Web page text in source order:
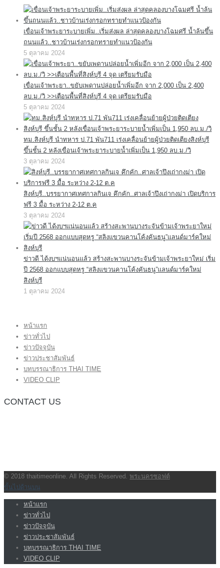
เขื่อนเจ้าพระยาระบายเพิ่ม..เริ่มส่งผล ล่าสุดคลองบางโฉมศรี น้ำล้นขึ้น
ถนนแล้ว..ชาวบ้านเร่งกรอกทรายทำแนวป้องกัน
5 ตุลาคม 2024
เขื่อนเจ้าพระยา..ขยับเพดานปล่อยน้ำเพิ่มอีก จาก 2,000 เป็น 2,400
ลบ.ม./วิ >>เตือนพื้นที่สิงห์บุรี 4 จุด เตรียมรับมือ
5 ตุลาคม 2024
ทม.สิงห์บุรี นำทหาร ป.71 พัน711 เร่งเคลื่อนย้ายผู้ป่วยติดเตียงสิงห์บุรี
ขึ้นชั้น 2 หลังเขื่อนเจ้าพระยาระบายน้ำเพิ่มเป็น 1,950 ลบ.ม./วิ
3 ตุลาคม 2024
สิงห์บุรี..บรรยากาศเทศกาลกินเจ คึกคัก..ศาลเจ้าปึงเถ่ากงม่า เปิดบริการ
ฟรี 3 มื้อ ระหว่าง 2-12 ต.ค
3 ตุลาคม 2024
ข่าวดี ได้งบฯแน่นอนแล้ว สร้างสะพานบางระจันข้ามเจ้าพระยาใหม่ เริ่ม
ปี 2568 ออกแบบสุดหรู “สลิงแขวนคานโค้งคันธนู”แลนด์มาร์คใหม่
สิงห์บุรี
1 ตุลาคม 2024
หน้าแรก
ข่าวทั่วไป
ข่าวปัจจุบัน
ข่าวประชาสัมพันธ์
บทบรรณาธิการ THAI TIME
VIDEO CLIP
CONTACT US
© 2018 thaitimeonline. All Rights Reserved. พระนครซอฟต์
ขั้นไปด้านบน
หน้าแรก
ข่าวทั่วไป
ข่าวปัจจุบัน
ข่าวประชาสัมพันธ์
บทบรรณาธิการ THAI TIME
VIDEO CLIP